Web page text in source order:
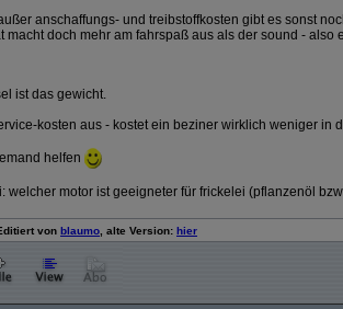
anschaffungs- und treibstoffkosten gibt es sonst
macht doch mehr am fahrspaß aus als der sound - also
ist das gewicht.
kosten aus - kostet ein beziner wirklich weniger in
helfen
welcher motor ist geeigneter für frickelei (pflanzenöl
von blaumo , alte Version: hier